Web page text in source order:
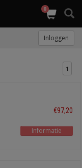
0
Inloggen
1
€97,20
Informatie